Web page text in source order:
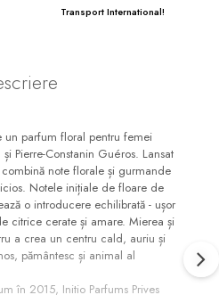
Transport International!
un parfum floral pentru femei
Pierre-Constanin Guéros. Lansat
note florale și gurmande
Notele inițiale de floare de
o introducere echilibrată - ușor
citrice cerate și amare. Mierea și
a crea un centru cald, auriu și
pământesc și animal al
în 2015, Initio Parfums Prives